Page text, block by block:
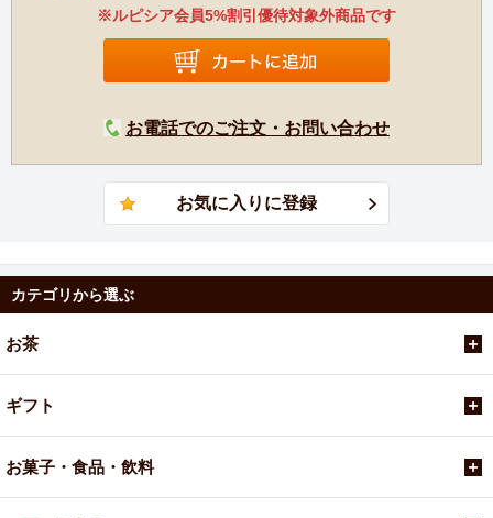
※ルピシア会員5%割引優待対象外商品です
お電話でのご注文・お問い合わせ
カテゴリから選ぶ
お茶
ギフト
お菓子・食品・飲料